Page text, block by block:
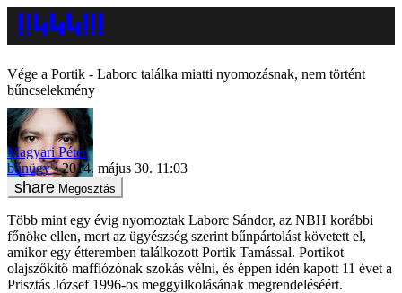
Vége a Portik - Laborc találka miatti nyomozásnak, nem történt
bűncselekmény
Magyari Péter
bűnügy
2014. május 30. 11:03
Megosztás
Több mint egy évig nyomoztak Laborc Sándor, az NBH korábbi
főnöke ellen, mert az ügyészség szerint bűnpártolást követett el,
amikor egy étteremben találkozott Portik Tamással. Portikot
olajszőkítő maffiózónak szokás vélni, és éppen idén kapott 11 évet a
Prisztás József 1996-os meggyilkolásának megrendeléséért.